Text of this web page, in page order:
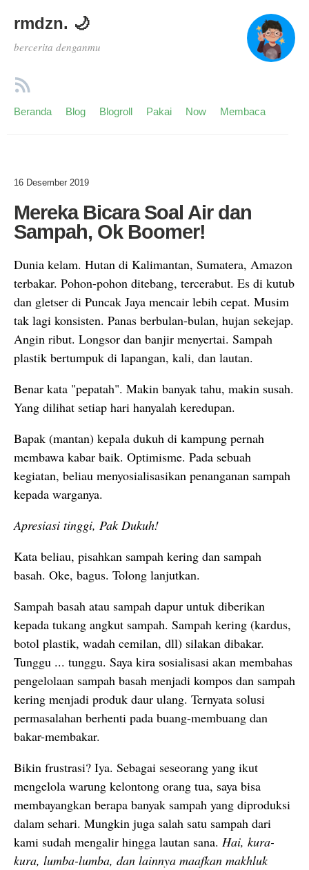
rmdzn. 🌙
bercerita denganmu
Beranda Blog Blogroll Pakai Now Membaca
16 Desember 2019
Mereka Bicara Soal Air dan
Sampah, Ok Boomer!
Dunia kelam. Hutan di Kalimantan, Sumatera, Amazon
terbakar. Pohon-pohon ditebang, tercerabut. Es di kutub
dan gletser di Puncak Jaya mencair lebih cepat. Musim
tak lagi konsisten. Panas berbulan-bulan, hujan sekejap.
Angin ribut. Longsor dan banjir menyertai. Sampah
plastik bertumpuk di lapangan, kali, dan lautan.
Benar kata "pepatah". Makin banyak tahu, makin susah.
Yang dilihat setiap hari hanyalah keredupan.
Bapak (mantan) kepala dukuh di kampung pernah
membawa kabar baik. Optimisme. Pada sebuah
kegiatan, beliau menyosialisasikan penanganan sampah
kepada warganya.
Apresiasi tinggi, Pak Dukuh!
Kata beliau, pisahkan sampah kering dan sampah
basah. Oke, bagus. Tolong lanjutkan.
Sampah basah atau sampah dapur untuk diberikan
kepada tukang angkut sampah. Sampah kering (kardus,
botol plastik, wadah cemilan, dll) silakan dibakar.
Tunggu ... tunggu. Saya kira sosialisasi akan membahas
pengelolaan sampah basah menjadi kompos dan sampah
kering menjadi produk daur ulang. Ternyata solusi
permasalahan berhenti pada buang-membuang dan
bakar-membakar.
Bikin frustrasi? Iya. Sebagai seseorang yang ikut
mengelola warung kelontong orang tua, saya bisa
membayangkan berapa banyak sampah yang diproduksi
dalam sehari. Mungkin juga salah satu sampah dari
kami sudah mengalir hingga lautan sana. Hai, kura-
kura, lumba-lumba, dan lainnya maafkan makhluk